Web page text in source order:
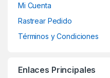
Mi Cuenta
Rastrear Pedido
Términos y Condiciones
Enlaces Principales